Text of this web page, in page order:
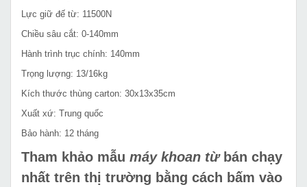
Lực giữ đế từ: 11500N
Chiều sâu cắt: 0-140mm
Hành trình trục chính: 140mm
Trọng lượng: 13/16kg
Kích thước thùng carton: 30x13x35cm
Xuất xứ: Trung quốc
Bảo hành: 12 tháng
Tham khảo mẫu máy khoan từbán chạy
nhất trên thị trường bằng cách bấm vào